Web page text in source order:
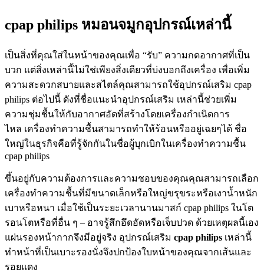
cpap philips หมอนจมูกอุปกรณ์เหล่านี้
เป็นสิ่งที่คุณใส่ในหน้าของคุณเพื่อ “รับ” ความกดอากาศที่เป็น
บวก แต่สิ่งเหล่านี้ไม่ใช่เพียงสิ่งเดียวที่บ่งบอกถึงเครื่อง เพื่อเพิ่ม
ความสะดวกสบายและสไตล์คุณสามารถใช้อุปกรณ์เสริม cpap
philips ต่อไปนี้ ดังที่ชื่อแนะนำอุปกรณ์เสริม เหล่านี้ช่วยเพิ่ม
ความชุ่มชื้นให้กับอากาศอัดที่สร้างโดยเครื่องกำเนิดการ
ไหล เครื่องทำความชื้นสามารถทำให้ร้อนหรืออยู่เฉยๆได้ ชื่อ
ใหญ่ในธุรกิจคือที่รู้จักกันในชื่อผู้บุกเบิกในเครื่องทำความชื้น
cpap philips
ขึ้นอยู่กับความต้องการและความชอบของคุณคุณสามารถเลือก
เครื่องทำความชื้นที่มีขนาดเล็กหรือใหญ่ขรุขระหรือเงาน้ำหนัก
เบาหรือหนา เมื่อใช้เป็นระยะเวลานานมาสก์ cpap philips ในโต
รอนโตหรือที่อื่น ๆ – อาจรู้สึกอึดอัดหรือเจ็บปวด ด้วยเหตุผลนี้เอง
แผ่นรองหน้ากากจึงมีอยู่จริง อุปกรณ์เสริม cpap philips เหล่านี้
ทำหน้าที่เป็นเบาะรองนั่งจึงปกป้องใบหน้าของคุณจากเส้นและ
รอยแดง